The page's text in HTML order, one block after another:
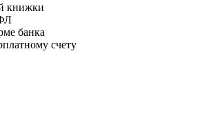
книжки
банка
счету